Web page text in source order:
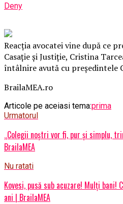
Deny
Reacţia avocatei vine după ce
Casaţie şi Justiţie, Cristina
întâlnire avută cu preşedintele
BrailaMEA.ro
Articole pe aceiasi tema:prima
Urmatorul
„Colegii noştri vor fi, pur şi simplu,
BrailaMEA
Nu ratati
Kovesi, pusă sub acuzare! Mulți bani!
ani | BrailaMEA